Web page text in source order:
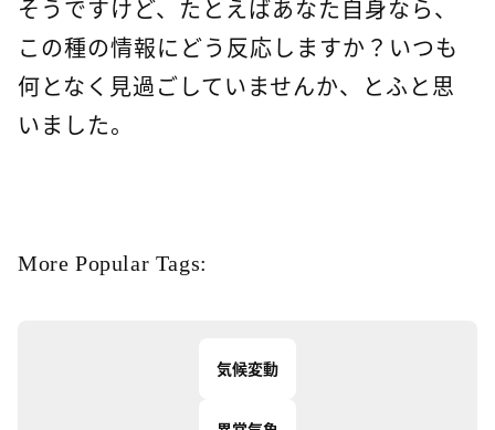
そうですけど、たとえばあなた自身なら、
この種の情報にどう反応しますか？いつも
何となく見過ごしていませんか、とふと思
いました。
More Popular Tags:
気候変動